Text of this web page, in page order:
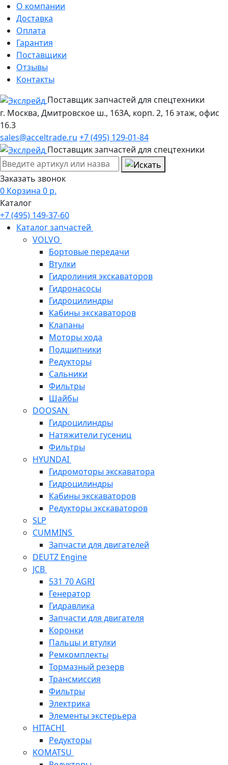
О компании
Доставка
Оплата
Гарантия
Поставщики
Отзывы
Контакты
Поставщик запчастей для спецтехники
г. Москва, Дмитровское ш., 163А, корп. 2, 16 этаж, офис
16.3
sales@acceltrade.ru +7 (495) 129-01-84
Поставщик запчастей для спецтехники
Заказать звонок
0 Корзина 0 р.
Каталог
+7 (495) 149-37-60
Каталог запчастей
VOLVO
Бортовые передачи
Втулки
Гидролиния экскаваторов
Гидронасосы
Гидроцилиндры
Кабины экскаваторов
Клапаны
Моторы хода
Подшипники
Редукторы
Сальники
Фильтры
Шайбы
DOOSAN
Гидроцилиндры
Натяжители гусениц
Фильтры
HYUNDAI
Гидромоторы экскаватора
Гидроцилиндры
Кабины экскаваторов
Редукторы экскаваторов
SLP
CUMMINS
Запчасти для двигателей
DEUTZ Engine
JCB
531 70 AGRI
Генератор
Гидравлика
Запчасти для двигателя
Коронки
Пальцы и втулки
Ремкомплекты
Тормазный резерв
Трансмиссия
Фильтры
Электрика
Элементы экстерьера
HITACHI
Редукторы
KOMATSU